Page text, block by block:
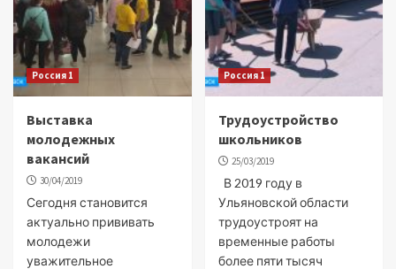
Россия 1
Выставка
молодежных
вакансий
30/04/2019
Сегодня становится
актуально прививать
молодежи
уважительное
Россия 1
Трудоустройство
школьников
25/03/2019
В 2019 году в
Ульяновской области
трудоустроят на
временные работы
более пяти тысяч